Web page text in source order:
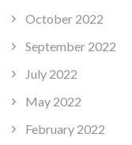
October 2022
September 2022
July 2022
May 2022
February 2022